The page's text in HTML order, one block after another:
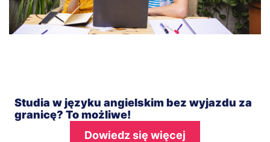
Studia w języku angielskim bez wyjazdu za
granicę? To możliwe!
Dowiedz się więcej